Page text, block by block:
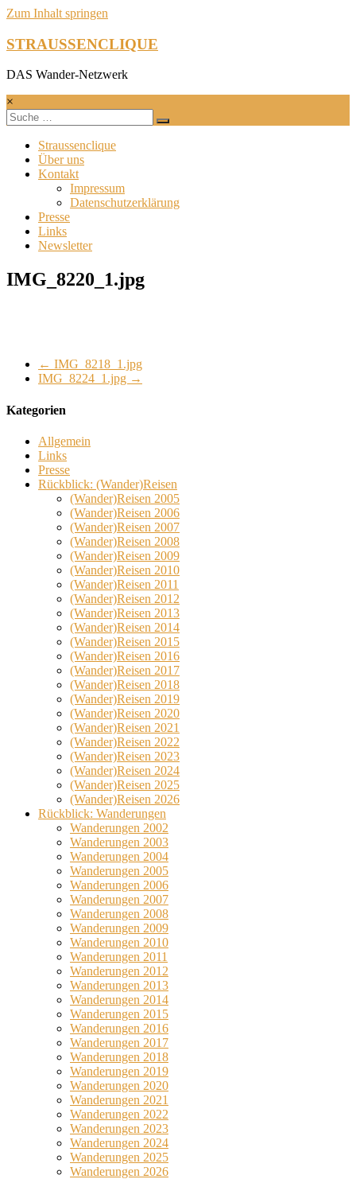
Zum Inhalt springen
STRAUSSENCLIQUE
DAS Wander-Netzwerk
×
Straussenclique
Über uns
Kontakt
Impressum
Datenschutzerklärung
Presse
Links
Newsletter
IMG_8220_1.jpg
← IMG_8218_1.jpg
IMG_8224_1.jpg →
Kategorien
Allgemein
Links
Presse
Rückblick: (Wander)Reisen
(Wander)Reisen 2005
(Wander)Reisen 2006
(Wander)Reisen 2007
(Wander)Reisen 2008
(Wander)Reisen 2009
(Wander)Reisen 2010
(Wander)Reisen 2011
(Wander)Reisen 2012
(Wander)Reisen 2013
(Wander)Reisen 2014
(Wander)Reisen 2015
(Wander)Reisen 2016
(Wander)Reisen 2017
(Wander)Reisen 2018
(Wander)Reisen 2019
(Wander)Reisen 2020
(Wander)Reisen 2021
(Wander)Reisen 2022
(Wander)Reisen 2023
(Wander)Reisen 2024
(Wander)Reisen 2025
(Wander)Reisen 2026
Rückblick: Wanderungen
Wanderungen 2002
Wanderungen 2003
Wanderungen 2004
Wanderungen 2005
Wanderungen 2006
Wanderungen 2007
Wanderungen 2008
Wanderungen 2009
Wanderungen 2010
Wanderungen 2011
Wanderungen 2012
Wanderungen 2013
Wanderungen 2014
Wanderungen 2015
Wanderungen 2016
Wanderungen 2017
Wanderungen 2018
Wanderungen 2019
Wanderungen 2020
Wanderungen 2021
Wanderungen 2022
Wanderungen 2023
Wanderungen 2024
Wanderungen 2025
Wanderungen 2026